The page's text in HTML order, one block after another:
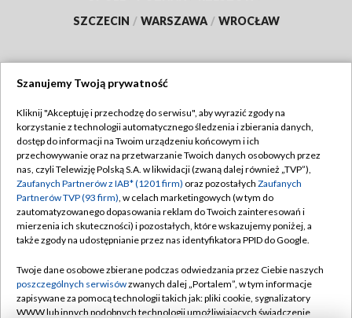
SZCZECIN / WARSZAWA / WROCŁAW
TVP
Abonament TVP
Emisja w TVP
Centrum informacji TVP
Naziemna Telewizja Cyfrowa
Rada Programowa
System NOS
Regulamin TVP
Polityka prywatności
Moje zgody
Pomoc
Kontakt
Szanujemy Twoją prywatność
Kliknij "Akceptuję i przechodzę do serwisu", aby wyrazić zgody na
korzystanie z technologii automatycznego śledzenia i zbierania danych,
dostęp do informacji na Twoim urządzeniu końcowym i ich
przechowywanie oraz na przetwarzanie Twoich danych osobowych przez
nas, czyli Telewizję Polską S.A. w likwidacji (zwaną dalej również „TVP”),
Zaufanych Partnerów z IAB* (1201 firm) oraz pozostałych Zaufanych
Partnerów TVP (93 firm), w celach marketingowych (w tym do
zautomatyzowanego dopasowania reklam do Twoich zainteresowań i
mierzenia ich skuteczności) i pozostałych, które wskazujemy poniżej, a
także zgody na udostępnianie przez nas identyfikatora PPID do Google.
Twoje dane osobowe zbierane podczas odwiedzania przez Ciebie naszych
poszczególnych serwisówzwanych dalej „Portalem”, w tym informacje
zapisywane za pomocą technologii takich jak: pliki cookie, sygnalizatory
WWW lub innych podobnych technologii umożliwiających świadczenie